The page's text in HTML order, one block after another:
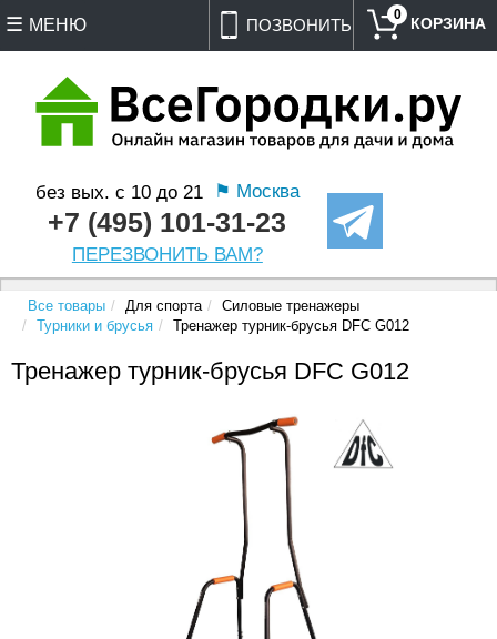
ПОЗВОНИТЬ
без вых. с 10 до 21 ⚑ Москва
+7 (495) 101-31-23
ПЕРЕЗВОНИТЬ ВАМ?
0
МЕНЮ
Все товары Для спорта
Силовые тренажеры
Турники и брусья
Тренажер турник-брусья DFC G012
Тренажер турник-брусья DFC G012